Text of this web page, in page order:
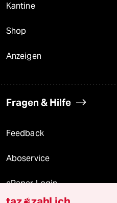
Kantine
Shop
Anzeigen
Fragen & Hilfe
Feedback
Aboservice
ePaper Login
